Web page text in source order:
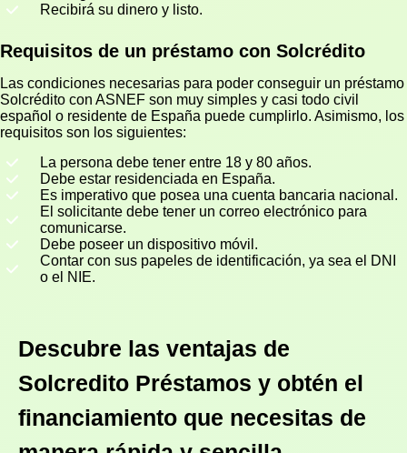
Recibirá su dinero y listo.
Requisitos de un préstamo con Solcrédito
Las condiciones necesarias para poder conseguir un préstamo
Solcrédito con ASNEF son muy simples y casi todo civil
español o residente de España puede cumplirlo. Asimismo, los
requisitos son los siguientes:
La persona debe tener entre 18 y 80 años.
Debe estar residenciada en España.
Es imperativo que posea una cuenta bancaria nacional.
El solicitante debe tener un correo electrónico para
comunicarse.
Debe poseer un dispositivo móvil.
Contar con sus papeles de identificación, ya sea el DNI
o el NIE.
Descubre las ventajas de
Solcredito Préstamos y obtén el
financiamiento que necesitas de